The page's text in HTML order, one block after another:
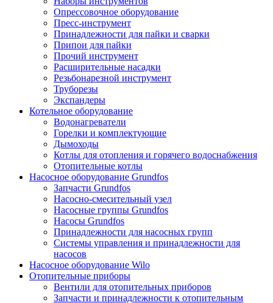
Опрессовочное оборудование
Пресс-инструмент
Принадлежности для пайки и сварки
Припои для пайки
Прочий инструмент
Расширительные насадки
Резьбонарезной инструмент
Труборезы
Экспандеры
Котельное оборудование
Водонагреватели
Горелки и комплектующие
Дымоходы
Котлы для отопления и горячего водоснабжения
Отопительные котлы
Насосное оборудование Grundfos
Запчасти Grundfos
Насосно-смесительный узел
Насосные группы Grundfos
Насосы Grundfos
Принадлежности для насосных групп
Системы управления и принадлежности для
насосов
Насосное оборудование Wilo
Отопительные приборы
Вентили для отопительных приборов
Запчасти и принадлежности к отопительным